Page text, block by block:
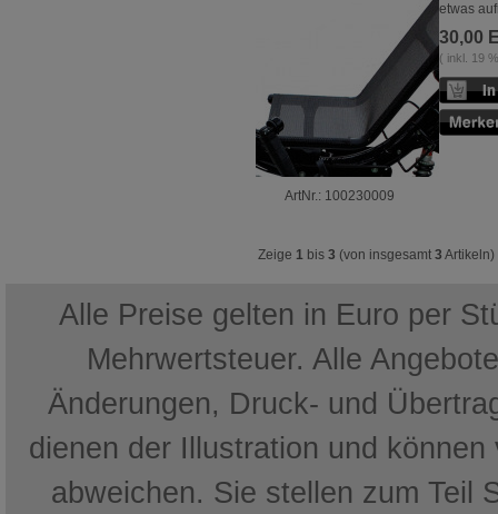
ArtNr.: 100230009
etwas
30,00
( inkl. 19
Zeige 1 bis 3 (von insgesamt 3 Artikeln)
Alle Preise gelten in Euro per
Mehrwertsteuer. Alle
Änderungen, Druck- und
dienen der Illustration und
abweichen. Sie stellen zum Teil